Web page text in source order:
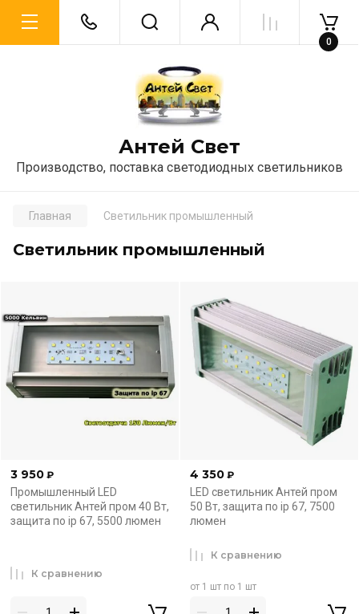
Антей Свет
Производство, поставка светодиодных светильников
0
Главная Светильник промышленный
Светильник промышленный
3 950 ₽
Промышленный LED
светильник Антей пром 40 Вт,
защита по ip 67, 5500 люмен
К сравнению
4 350 ₽
LED светильник Антей пром
50 Вт, защита по ip 67, 7500
люмен
от 1 шт по 1 шт
К сравнению